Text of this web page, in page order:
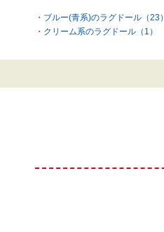
ブルー(青系)のラグドール（23）
クリーム系のラグドール（1）